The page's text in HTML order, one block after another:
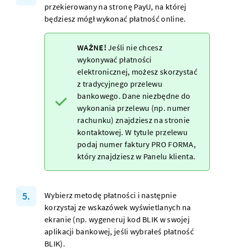
przekierowany na stronę PayU, na której
będziesz mógł wykonać płatność online.
WAŻNE! Jeśli nie chcesz
wykonywać płatności
elektronicznej, możesz skorzystać
z tradycyjnego przelewu
bankowego. Dane niezbędne do
wykonania przelewu (np. numer
rachunku) znajdziesz nastronie
kontaktowej. W tytule przelewu
podaj numer faktury PRO FORMA,
który znajdziesz w Panelu klienta.
Wybierz metodę płatności i następnie
korzystaj ze wskazówek wyświetlanych na
ekranie (np. wygeneruj kod BLIK w swojej
aplikacji bankowej, jeśli wybrałeś płatność
BLIK).